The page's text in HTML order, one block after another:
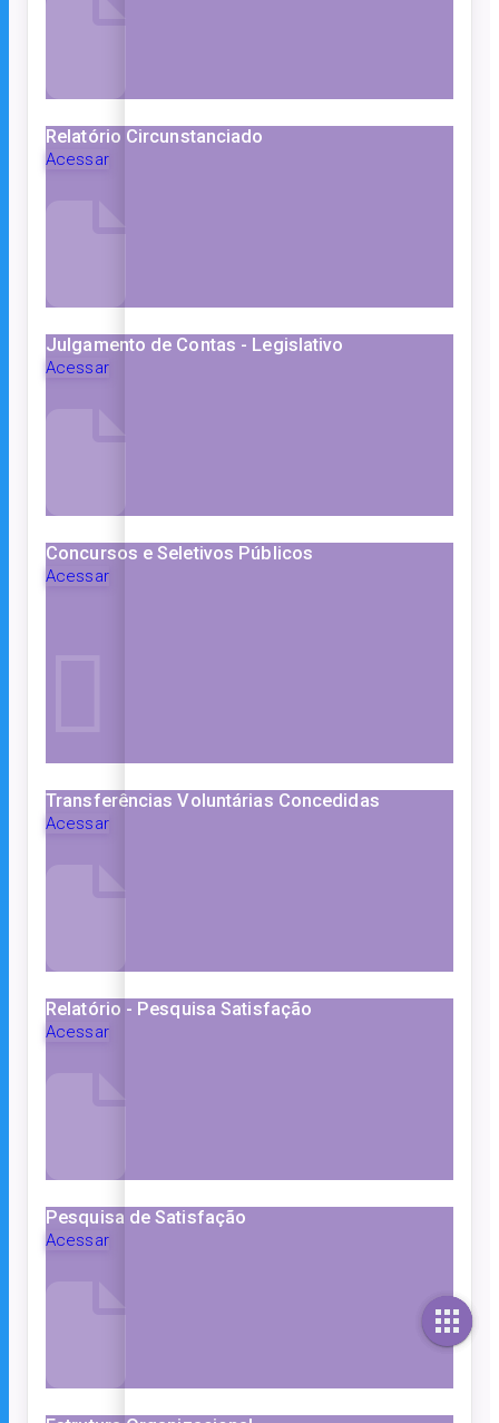
Relatório Circunstanciado
Acessar
Julgamento de Contas - Legislativo
Acessar
Concursos e Seletivos Públicos
Acessar
Transferências Voluntárias Concedidas
Acessar
Relatório - Pesquisa Satisfação
Acessar
Pesquisa de Satisfação
Acessar